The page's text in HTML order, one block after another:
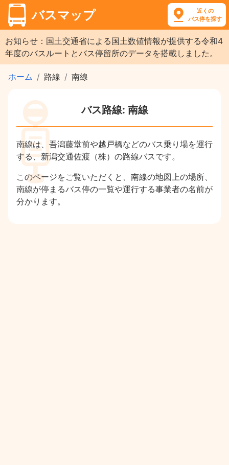
バスマップ
近くの
バス停を探す
お知らせ：国土交通省による国土数値情報が提供する令和4
年度のバスルートとバス停留所のデータを搭載しました。
ホーム 路線 南線
バス路線: 南線
南線は、吾潟藤堂前や越戸橋などのバス乗り場を運行
する、新潟交通佐渡（株）の路線バスです。
このページをご覧いただくと、南線の地図上の場所、
南線が停まるバス停の一覧や運行する事業者の名前が
分かります。